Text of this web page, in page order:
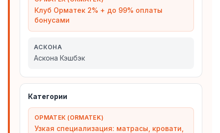
Клуб Орматек 2% + до 99% оплаты
бонусами
АСКОНА
Аскона Кэшбэк
Категории
ОРМАТЕК (ORMATEK)
Узкая специализация: матрасы, кровати,